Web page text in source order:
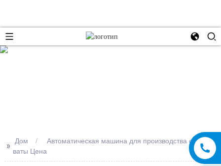
>> Дом
Автоматическая машина для производства сладкой
ваты Цена